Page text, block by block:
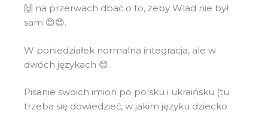
🙌 na przerwach dbać o to, żeby Wlad nie był
sam 😊😍.
W poniedziałek normalna integracja, ale w
dwóch językach 😊.
Pisanie swoich imion po polsku i ukraińsku (tu
trzeba się dowiedzieć, w jakim języku dziecko